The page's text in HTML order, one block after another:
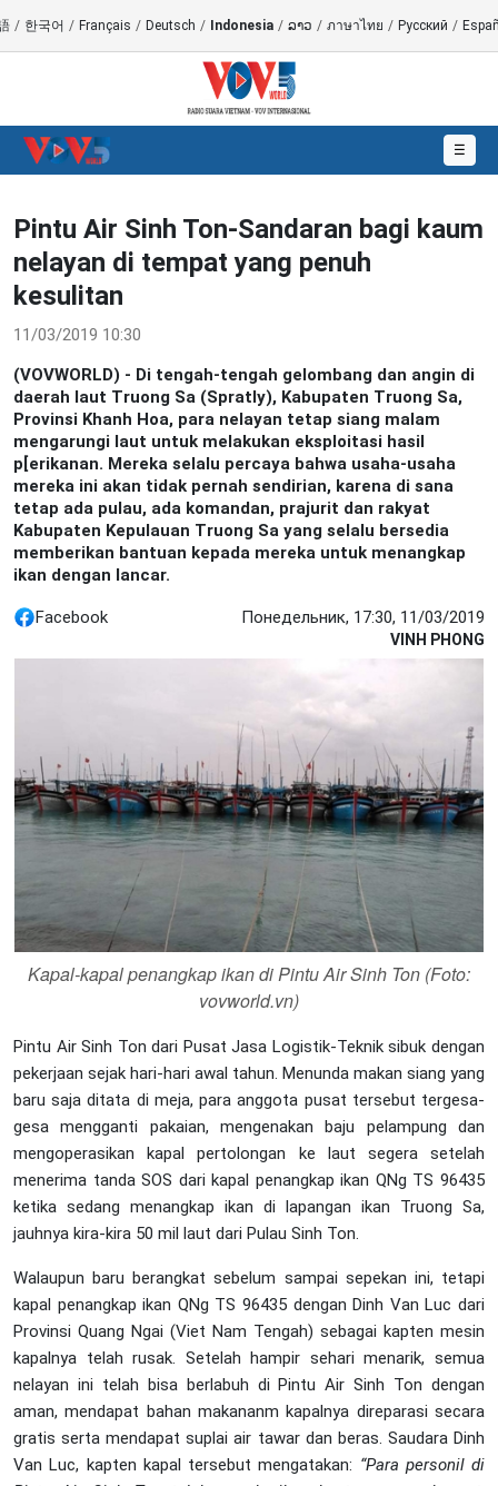
/ 한국어 / Français / Deutsch / Indonesia / ລາວ / ภาษาไทย / Русский /
☰
Pintu Air Sinh Ton-Sandaran bagi kaum
nelayan di tempat yang penuh
kesulitan
11/03/2019 10:30
(VOVWORLD) - Di tengah-tengah gelombang dan angin di
daerah laut Truong Sa (Spratly), Kabupaten Truong Sa,
Provinsi Khanh Hoa, para nelayan tetap siang malam
mengarungi laut untuk melakukan eksploitasi hasil
p[erikanan. Mereka selalu percaya bahwa usaha-usaha
mereka ini akan tidak pernah sendirian, karena di sana
tetap ada pulau, ada komandan, prajurit dan rakyat
Kabupaten Kepulauan Truong Sa yang selalu bersedia
memberikan bantuan kepada mereka untuk menangkap
ikan dengan lancar.
Facebook Понедельник, 17:30, 11/03/2019
VINH PHONG
Kapal-kapal penangkap ikan di Pintu Air Sinh Ton (Foto:
vovworld.vn)
Pintu Air Sinh Ton dari Pusat Jasa Logistik-Teknik sibuk dengan
pekerjaan sejak hari-hari awal tahun. Menunda makan siang yang
baru saja ditata di meja, para anggota pusat tersebut tergesa-
gesa mengganti pakaian, mengenakan baju pelampung dan
mengoperasikan kapal pertolongan ke laut segera setelah
menerima tanda SOS dari kapal penangkap ikan QNg TS 96435
ketika sedang menangkap ikan di lapangan ikan Truong Sa,
jauhnya kira-kira 50 mil laut dari Pulau Sinh Ton.
Walaupun baru berangkat sebelum sampai sepekan ini, tetapi
kapal penangkap ikan QNg TS 96435 dengan Dinh Van Luc dari
Provinsi Quang Ngai (Viet Nam Tengah) sebagai kapten mesin
kapalnya telah rusak. Setelah hampir sehari menarik, semua
nelayan ini telah bisa berlabuh di Pintu Air Sinh Ton dengan
aman, mendapat bahan makananm kapalnya direparasi secara
gratis serta mendapat suplai air tawar dan beras. Saudara Dinh
Van Luc, kapten kapal tersebut mengatakan: “Para personil di